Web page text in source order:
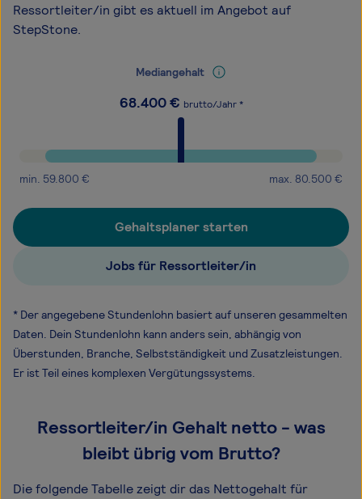
Ressortleiter/in gibt es aktuell im Angebot auf
StepStone.
Mediangehalt
68.400€ brutto/Jahr *
min. 59.800 € max. 80.500 €
Gehaltsplaner starten
Jobs für Ressortleiter/in
* Der angegebene Stundenlohn basiert auf unseren gesammelten
Daten. Dein Stundenlohn kann anders sein, abhängig von
Überstunden, Branche, Selbstständigkeit und Zusatzleistungen.
Er ist Teil eines komplexen Vergütungssystems.
Ressortleiter/in Gehalt netto - was
bleibt übrig vom Brutto?
Die folgende Tabelle zeigt dir das Netto­gehalt für